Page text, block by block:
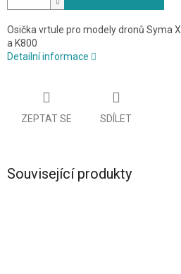
Osička vrtule pro modely dronů Syma
a K800
Detailní informace
ZEPTAT SE SDÍLET
Související produkty